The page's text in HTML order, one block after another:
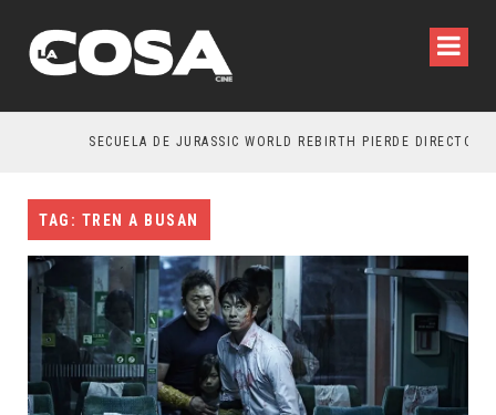
SECUELA DE JURASSIC WORLD REBIRTH PIERDE DIRECTOR
TAG: TREN A BUSAN